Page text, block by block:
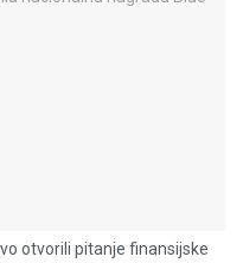
otvorili pitanje finansijske